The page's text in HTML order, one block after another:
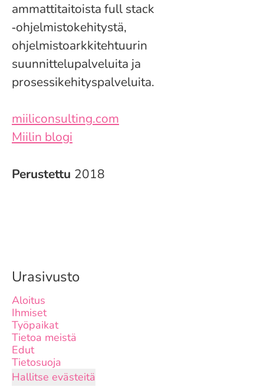
ammattitaitoista full stack
‑ohjelmistokehitystä,
ohjelmistoarkkitehtuurin
suunnittelupalveluita ja
prosessikehityspalveluita.
miiliconsulting.com
Miilin blogi
Perustettu 2018
Urasivusto
Aloitus
Ihmiset
Työpaikat
Tietoa meistä
Edut
Tietosuoja
Hallitse evästeitä